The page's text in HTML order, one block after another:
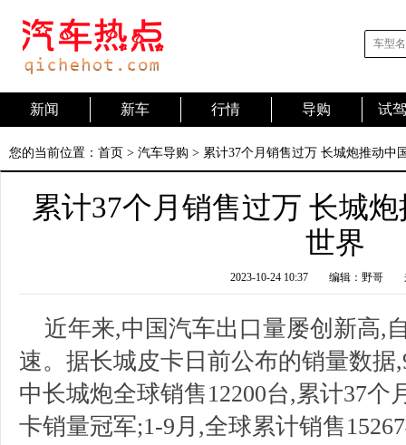
新闻 新车 行情 导购 试
您的当前位置： 首页 > 汽车导购 > 累计37个月销售过万 长城炮推动中
累计37个月销售过万 长城
世界
2023-10-24 10:37 编辑：野哥
近年来,中国汽车出口量屡创新高,
速。据长城皮卡日前公布的销量数据
中长城炮全球销售12200台,累计37个
卡销量冠军;1-9月,全球累计销售